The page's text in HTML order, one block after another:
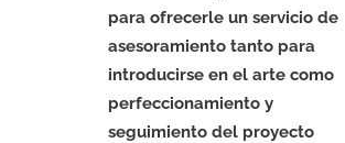
para ofrecerle un servicio de
asesoramiento tanto para
introducirse en el arte como
perfeccionamiento y
seguimiento del proyecto